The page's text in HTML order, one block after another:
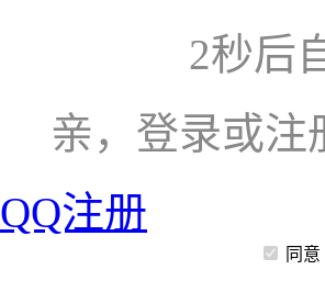
2秒后
亲，登录或注
QQ注册
同意